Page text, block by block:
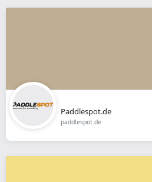
Paddlespot.de
paddlespot.de